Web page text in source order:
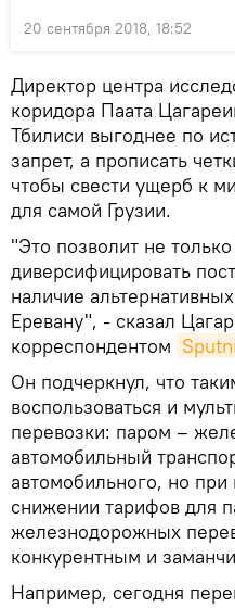
20 сентября 2018, 18:52
Директор центра
коридора Паата
Тбилиси выгоднее по
запрет, а прописать
чтобы свести ущерб к
для самой Грузии.
"Это позволит не
диверсифицировать
наличие
Еревану", - сказал
корреспондентом
Он подчеркнул, что
воспользоваться и
перевозки: паром –
автомобильный
автомобильного, но
снижении тарифов для
железнодорожных
конкурентным и
Например, сегодня